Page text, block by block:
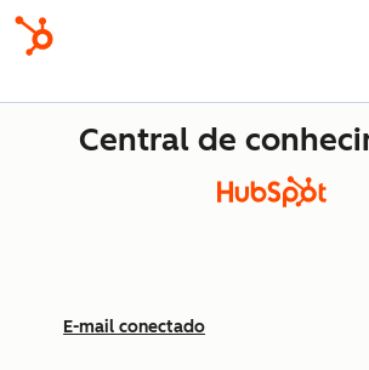
Central de
E-mail conectado